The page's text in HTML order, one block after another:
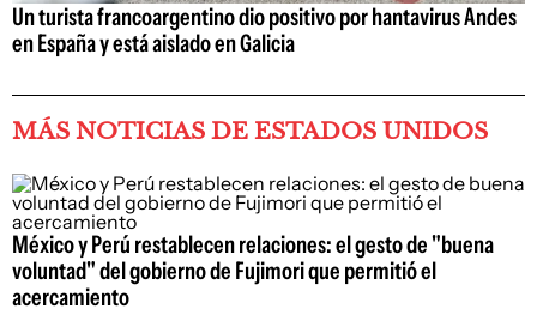
Un turista francoargentino dio positivo por hantavirus Andes
en España y está aislado en Galicia
MÁS NOTICIAS DE ESTADOS UNIDOS
México y Perú restablecen relaciones: el gesto de "buena
voluntad" del gobierno de Fujimori que permitió el
acercamiento